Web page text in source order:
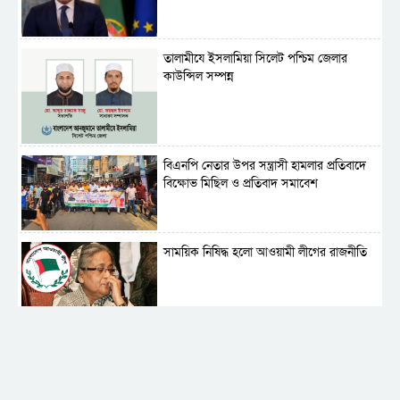
‎তালামীযে ইসলামিয়া সিলেট পশ্চিম জেলার
কাউন্সিল সম্পন্ন
বিএনপি নেতার উপর সন্ত্রাসী হামলার প্রতিবাদে
বিক্ষোভ মিছিল ও প্রতিবাদ সমাবেশ
সাময়িক নিষিদ্ধ হলো আওয়ামী লীগের রাজনীতি